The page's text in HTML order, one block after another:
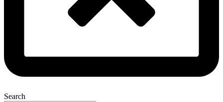
Search